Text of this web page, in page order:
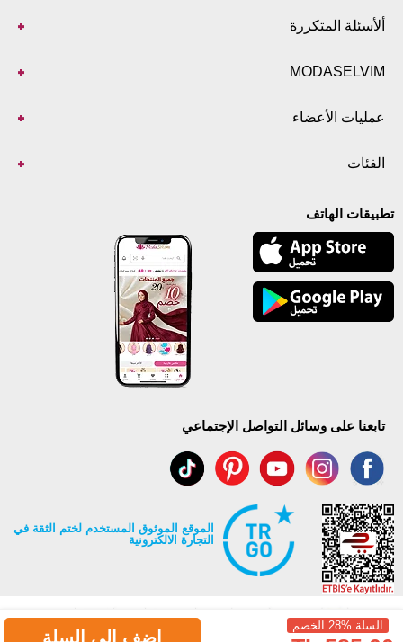
السلة %28 الخصم
اضف الى السلة
ألأسئلة المتكررة
MODASELVIM
عمليات الأعضاء
الفئات
تطبيقات الهاتف
تابعنا على وسائل التواصل الإجتماعي
الموقع الموثوق المستخدم لختم الثقة في
التجارة الالكترونية